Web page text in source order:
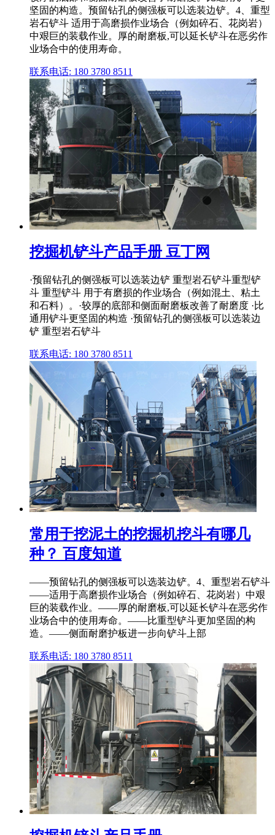
坚固的构造。预留钻孔的侧强板可以选装边铲。4、重型
岩石铲斗 适用于高磨损作业场合（例如碎石、花岗岩）
中艰巨的装载作业。厚的耐磨板,可以延长铲斗在恶劣作
业场合中的使用寿命。
联系电话: 180 3780 8511
挖掘机铲斗产品手册 豆丁网
·预留钻孔的侧强板可以选装边铲 重型岩石铲斗重型铲
斗 重型铲斗 用于有磨损的作业场合（例如混土、粘土
和石料）。·较厚的底部和侧面耐磨板改善了耐磨度 ·比
通用铲斗更坚固的构造 ·预留钻孔的侧强板可以选装边
铲 重型岩石铲斗
联系电话: 180 3780 8511
常用于挖泥土的挖掘机挖斗有哪几
种？ 百度知道
——预留钻孔的侧强板可以选装边铲。4、重型岩石铲斗
——适用于高磨损作业场合（例如碎石、花岗岩）中艰
巨的装载作业。——厚的耐磨板,可以延长铲斗在恶劣作
业场合中的使用寿命。——比重型铲斗更加坚固的构
造。——侧面耐磨护板进一步向铲斗上部
联系电话: 180 3780 8511